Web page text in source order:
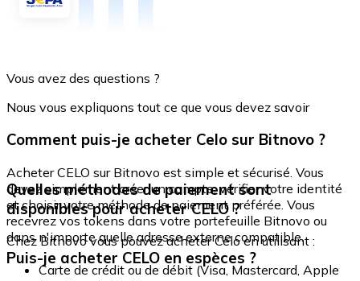
Vous avez des questions ?
Nous vous expliquons tout ce que vous devez savoir
Comment puis-je acheter Celo sur Bitnovo ?
Acheter CELO sur Bitnovo est simple et sécurisé. Vous
devez simplement créer un compte, vérifier votre identité
et choisir votre méthode de paiement préférée. Vous
recevrez vos tokens dans votre portefeuille Bitnovo ou
dans n'importe quelle adresse externe compatible.
Quelles méthodes de paiement sont
disponibles pour acheter CELO ?
Chez Bitnovo vous pouvez acheter Celo en utilisant :
Carte de crédit ou de débit (Visa, Mastercard, Apple
Puis-je acheter CELO en espèces ?